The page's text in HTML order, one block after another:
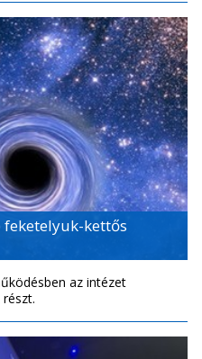
kettős
az intézet